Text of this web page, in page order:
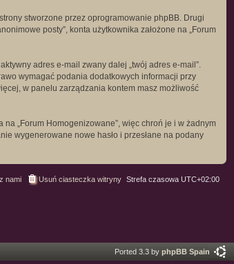
stworzone przez oprogramowanie phpBB. Drugi
posty”, konta użytkownika założone na „Forum
adres e-mail zwany dalej „twój adres e-mail”.
wymagać podania dodatkowych informacji przy
w panelu zarządzania kontem masz możliwość
„Forum Homogenizowane”, więc chroń je i w żadnym
wygenerowane nowe hasło i przesłane na podany
Strefa czasowa UTC+02:00
Usuń ciasteczka witryny
nami
Ported 3.3 by phpBB Spain